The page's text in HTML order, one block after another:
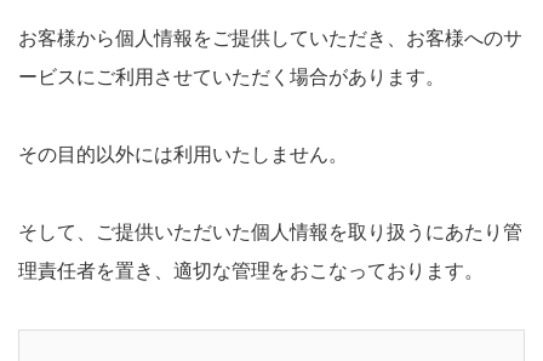
お客様から個人情報をご提供していただき、お客様へのサ
ービスにご利用させていただく場合があります。
その目的以外には利用いたしません。
そして、ご提供いただいた個人情報を取り扱うにあたり管
理責任者を置き、適切な管理をおこなっております。